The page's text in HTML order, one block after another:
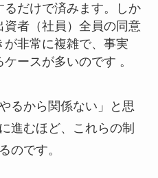
だけで済みます。しか
資者（社員）全員の同意
非常に複雑で、事実
ケースが多いのです 。
るから関係ない」と思
進むほど、これらの制
のです。